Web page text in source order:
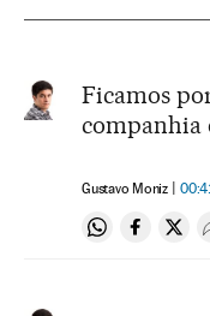
Ficamos
companhia
Gustavo Moniz
Compartir